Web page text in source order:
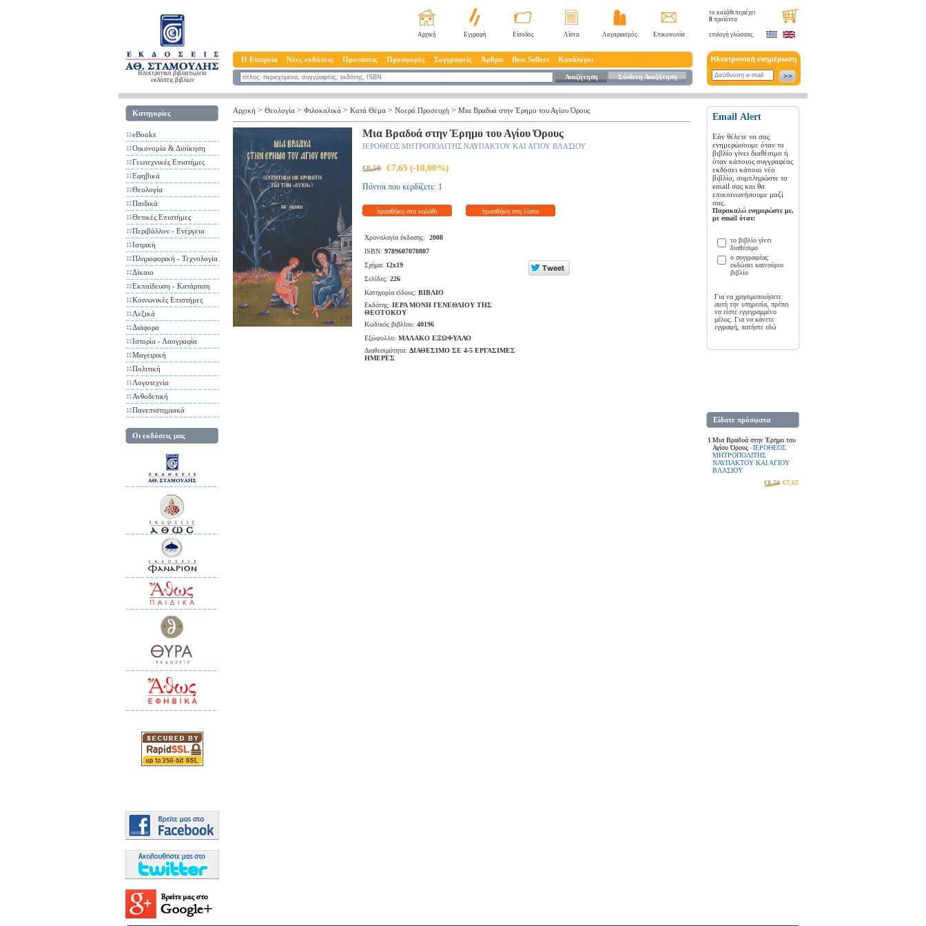
Ηλεκτρονικό βιβλιοπωλείο
εκδόσεις βιβλίων
Αρχική Εγγραφή Είσοδος Λίστα Λογαριασμός Επικοινωνία
Η Εταιρεία Νέες εκδόσεις Προτάσεις Προσφορές Συγγραφείς Άρθρα Best Sellers Κατάλογοι
Αναζήτηση Σύνθετη Αναζήτηση
το καλάθι περιέχει
0 προϊόντα
επιλογή γλώσσας
Κατηγορίες
eBooks
Οικονομία & Διοίκηση
Γεωτεχνικές Επιστήμες
Εφηβικά
Θεολογία
Παιδικά
Θετικές Επιστήμες
Περιβάλλον - Ενέργεια
Ιατρική
Πληροφορική - Τεχνολογία
Δίκαιο
Εκπαίδευση - Κατάρτιση
Κοινωνικές Επιστήμες
Λεξικά
Διάφορα
Ιστορία - Λαογραφία
Μαγειρική
Πολιτική
Λογοτεχνία
Ανθοδετική
Πανεπιστημιακά
Οι εκδόσεις μας
Αρχική > Θεολογία > Φιλοκαλικά > Κατά Θέμα > Νοερά Προσευχή > Μια Βραδυά στην Έρημο του Αγίου Όρους
Μια Βραδυά στην Έρημο του Αγίου Όρους
ΙΕΡΟΘΕΟΣ ΜΗΤΡΟΠΟΛΙΤΗΣ ΝΑΥΠΑΚΤΟΥ ΚΑΙ ΑΓΙΟΥ ΒΛΑΣΙΟΥ
€8,50 €7,65 (-10,00%)
Πόντοι που κερδίζετε: 1
προσθήκη στο καλάθι προσθήκη στη λίστα
Χρονολογία έκδοσης:
2008
ISBN: 9789607070807
Σχήμα: 12x19
Σελίδες: 226
Κατηγορία είδους: ΒΙΒΛΙΟ
Εκδότης: ΙΕΡΑ ΜΟΝΗ ΓΕΝΕΘΛΙΟΥ ΤΗΣ
ΘΕΟΤΟΚΟΥ
Κωδικός βιβλίου: 40196
Εξώφυλλο: ΜΑΛΑΚΟ ΕΞΩΦΥΛΛΟ
Διαθεσιμότητα: ΔΙΑΘΕΣΙΜΟ ΣΕ 4-5 ΕΡΓΑΣΙΜΕΣ
ΗΜΕΡΕΣ
Εmail Αlert
Εάν θέλετε να σας
ενημερώσουμε όταν το
βιβλίο γίνει διαθέσιμο ή
όταν κάποιος συγγραφέας
εκδόσει κάποιο νέο
βιβλίο, συμπληρώστε το
email σας και θα
επικοινωνήσουμε μαζί
σας.
Παρακαλώ ενημερώστε με,
με email όταν:
το βιβλίο γίνει
διαθέσιμο
ο συγγραφέας
εκδώσει καινούριο
βιβλίο
Για να χρησιμοποιήσετε
αυτή την υπηρεσία, πρέπει
να είστε εγγεγραμμένο
μέλος. Για να κάνετε
εγγραφή, πατήστε εδώ
Είδατε πρόσφατα
1 Μια Βραδυά στην Έρημο του
Αγίου Όρους - ΙΕΡΟΘΕΟΣ
ΜΗΤΡΟΠΟΛΙΤΗΣ
ΝΑΥΠΑΚΤΟΥ ΚΑΙ ΑΓΙΟΥ
ΒΛΑΣΙΟΥ
€8,50 €7,65